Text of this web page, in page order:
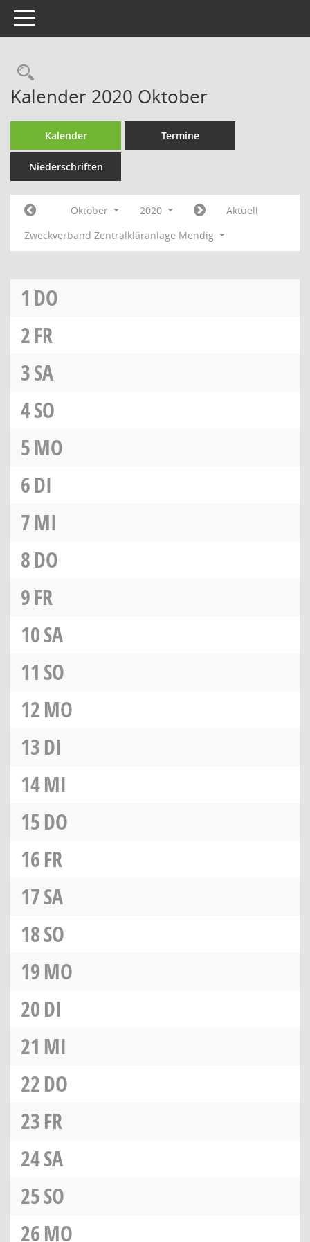
Toggle navigation
Rechercheauswahl
Kalender 2020 Oktober
Kalender Termine
Niederschriften
Oktober 2020
Aktuell
Zweckverband Zentralkläranlage Mendig
1 DO
2FR
3SA
4SO
5MO
6DI
7MI
8DO
9FR
10SA
11 SO
12MO
13DI
14MI
15DO
16FR
17SA
18SO
19MO
20DI
21 MI
22DO
23FR
24SA
25SO
26MO